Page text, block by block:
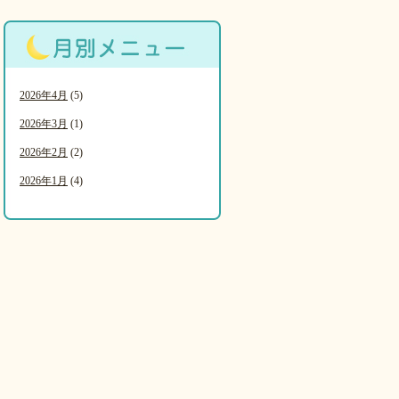
2026年4月 (5)
2026年3月 (1)
2026年2月 (2)
2026年1月 (4)